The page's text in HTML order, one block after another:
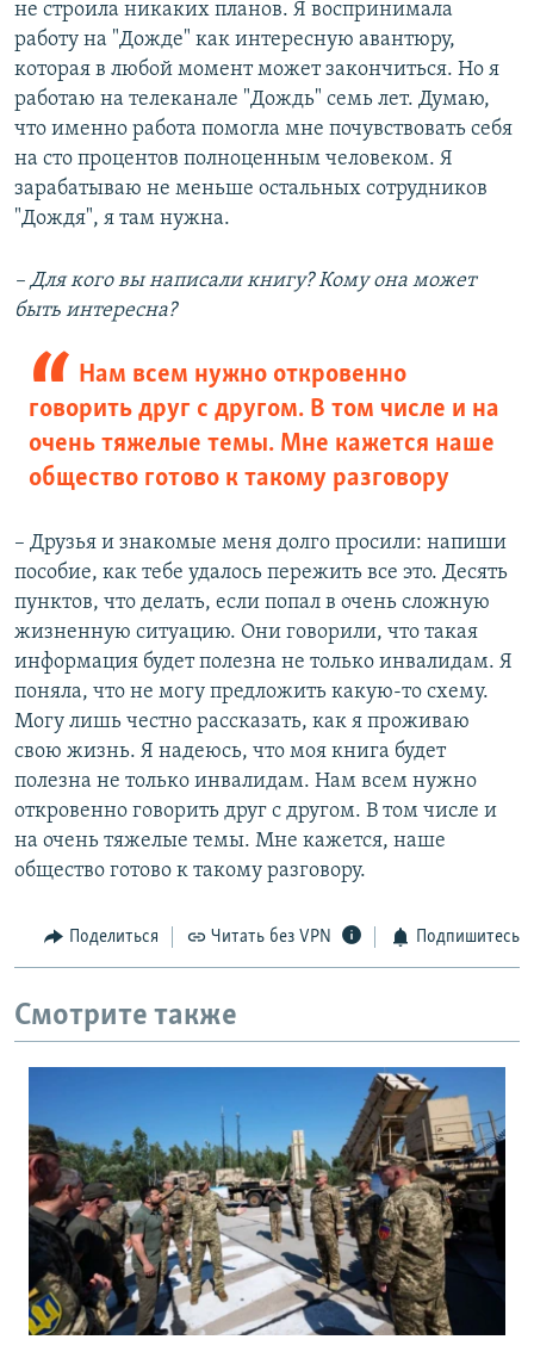
не строила никаких планов. Я воспринимала
работу на "Дожде" как интересную авантюру,
которая в любой момент может закончиться. Но я
работаю на телеканале "Дождь" семь лет. Думаю,
что именно работа помогла мне почувствовать себя
на сто процентов полноценным человеком. Я
зарабатываю не меньше остальных сотрудников
"Дождя", я там нужна.
– Для кого вы написали книгу? Кому она может
быть интересна?
Нам всем нужно откровенно
говорить друг с другом. В том числе и на
очень тяжелые темы. Мне кажется наше
общество готово к такому разговору
– Друзья и знакомые меня долго просили: напиши
пособие, как тебе удалось пережить все это. Десять
пунктов, что делать, если попал в очень сложную
жизненную ситуацию. Они говорили, что такая
информация будет полезна не только инвалидам. Я
поняла, что не могу предложить какую-то схему.
Могу лишь честно рассказать, как я проживаю
свою жизнь. Я надеюсь, что моя книга будет
полезна не только инвалидам. Нам всем нужно
откровенно говорить друг с другом. В том числе и
на очень тяжелые темы. Мне кажется, наше
общество готово к такому разговору.
Поделиться Читать без VPN Подпишитесь
Смотрите также